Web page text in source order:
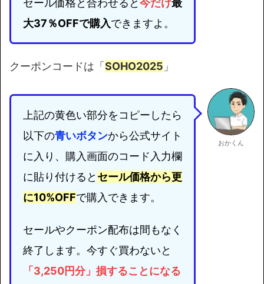
大37％OFFで購入できますよ。
クーポンコードは「SOHO2025 」
上記の黄色い部分をコピーしたら
以下の青いボタンから公式サイト
に入り、購入画面のコード入力欄
に貼り付けると セール価格から更
に10%OFFで購入できます。
セールやクーポン配布は間もなく
終了します。今すぐ買わないと
「3,250円分」損することになる
おかくん